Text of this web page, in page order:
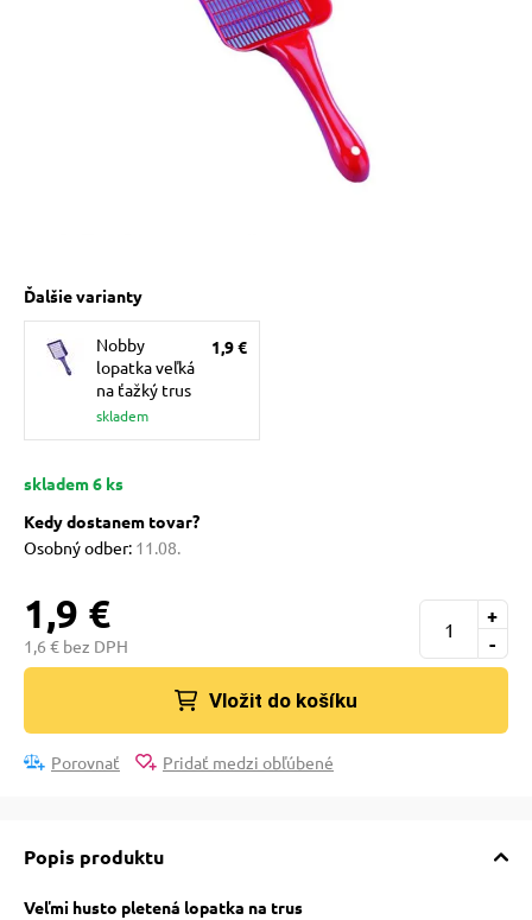
psov
psov
a ohlávky
psov
Ďalšie varianty
Nobby
lopatka veľká
na ťažký trus
skladem
1,9 €
skladem 6 ks
Kedy dostanem tovar?
Osobný odber: 11.08.
1,9 €
1,6 € bez DPH -
+
Vložit do košíku
Porovnať Pridať medzi obľúbené
Popis produktu
Veľmi husto pletená lopatka na trus